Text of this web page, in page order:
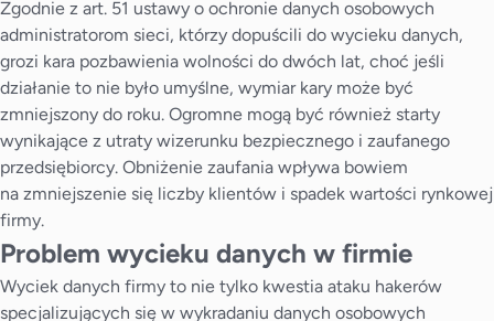
Zgodnie z art. 51 ustawy o ochronie danych osobowych
administratorom sieci, którzy dopuścili do wycieku danych,
grozi kara pozbawienia wolności do dwóch lat, choć jeśli
działanie to nie było umyślne, wymiar kary może być
zmniejszony do roku. Ogromne mogą być również starty
wynikające z utraty wizerunku bezpiecznego i zaufanego
przedsiębiorcy. Obniżenie zaufania wpływa bowiem
na zmniejszenie się liczby klientów i spadek wartości rynkowej
firmy.
Problem wycieku danych w firmie
Wyciek danych firmy to nie tylko kwestia ataku hakerów
specjalizujących się w wykradaniu danych osobowych